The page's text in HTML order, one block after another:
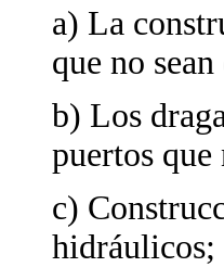
a) La
que no
b) Los
puertos que
c)
hidráulicos;